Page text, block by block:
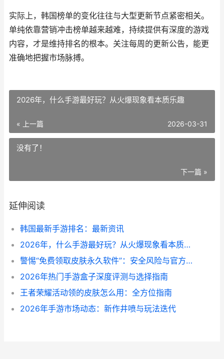
实际上，韩国榜单的变化往往与大型更新节点紧密相关。
单纯依靠营销冲击榜单越来越难，持续提供有深度的游戏
内容，才是维持排名的根本。关注每周的更新公告，能更
准确地把握市场脉搏。
2026年，什么手游最好玩？从火爆现象看本质乐趣
« 上一篇 2026-03-31
没有了！
下一篇 »
延伸阅读
韩国最新手游排名：最新资讯
2026年，什么手游最好玩？从火爆现象看本质乐趣
警惕“免费领取皮肤永久软件”：安全风险与官方途径解析
2026年热门手游盒子深度评测与选择指南
王者荣耀活动领的皮肤怎么用：全方位指南
2026年手游市场动态：新作井喷与玩法迭代